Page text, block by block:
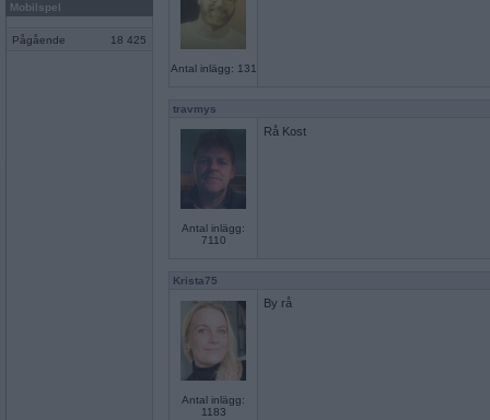
Mobilspel
Pågående 18 425
Antal inlägg: 131
travmys
Antal inlägg:
7110
Rå Kost
Krista75
Antal inlägg:
1183
By rå